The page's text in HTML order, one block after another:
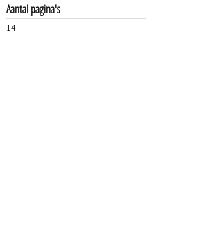
Aantal pagina's
14